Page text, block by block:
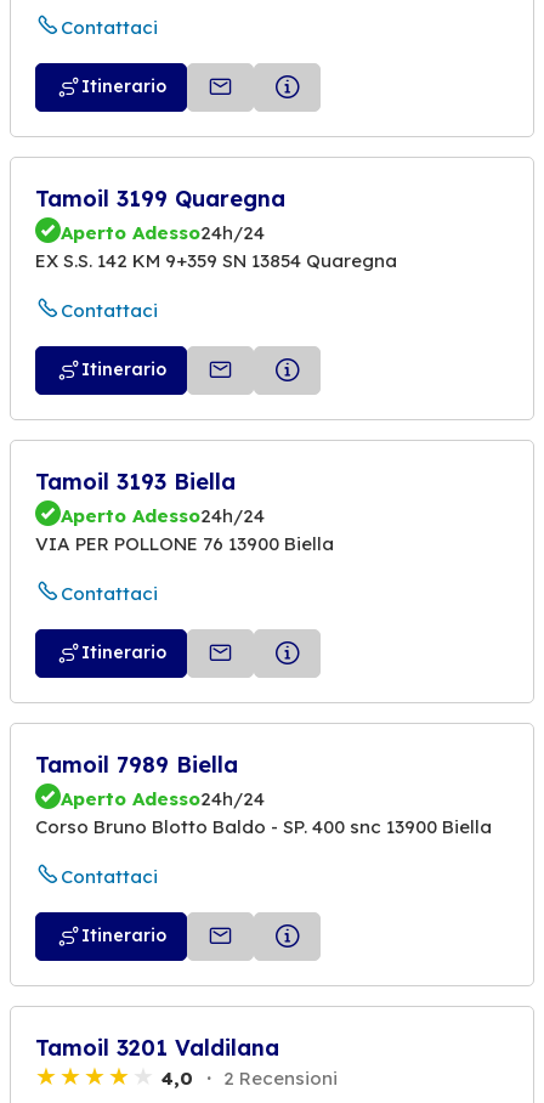
Contattaci
Itinerario
Tamoil 3199 Quaregna
Aperto Adesso24h/24
EX S.S. 142 KM 9+359 SN 13854 Quaregna
Contattaci
Itinerario
Tamoil 3193 Biella
Aperto Adesso24h/24
VIA PER POLLONE 76 13900 Biella
Contattaci
Itinerario
Tamoil 7989 Biella
Aperto Adesso24h/24
Corso Bruno Blotto Baldo - SP. 400 snc 13900 Biella
Contattaci
Itinerario
Tamoil 3201 Valdilana
4,0 2 Recensioni